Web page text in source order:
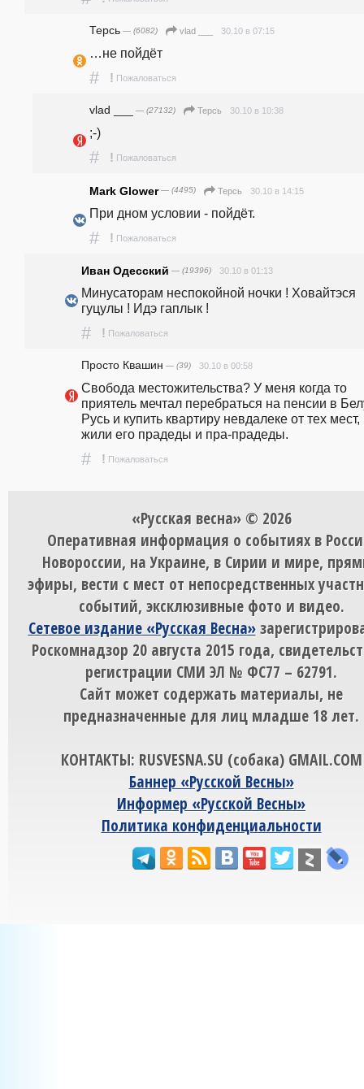
Терсь — (6082) vlad ___ 30.10 в 07:15
…не пойдёт
# ! Пожаловаться
vlad ___ — (27132) Терсь 30.10 в 10:38
;-)
# ! Пожаловаться
Mark Glower— (4495) Терсь 30.10 в 14:15
При дном условии - пойдёт.
# ! Пожаловаться
Иван Одесский — (19396) 30.10 в 01:13
Минусаторам неспокойной ночки ! Ховайтэся
гуцулы ! Идэ гаплык !
# ! Пожаловаться
Просто Квашин — (39) 30.10 в 00:58
Свобода местожительства? У меня когда то
приятель мечтал перебраться на пенсии в
Русь и купить квартиру невдалеке от тех мест,
жили его прадеды и пра-прадеды.
# ! Пожаловаться
«Русская весна» © 2026
Оперативная информация о событиях в
Новороссии, на Украине, в Сирии и мире,
эфиры, вести с мест от непосредственных
событий, эксклюзивные фото и видео.
Сетевое издание «Русская Весна»
Роскомнадзор 20 августа 2015 года,
регистрации СМИ ЭЛ № ФС77 – 62791.
Сайт может содержать материалы, не
предназначенные для лиц младше 18 лет.
КОНТАКТЫ: RUSVESNA.SU (собака) GMAIL.COM
Баннер «Русской Весны»
Информер «Русской Весны»
Политика конфиденциальности